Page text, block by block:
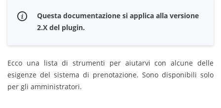
Questa documentazione si applica alla versione
2.X del plugin.
Ecco una lista di strumenti per aiutarvi con alcune delle
esigenze del sistema di prenotazione. Sono disponibili solo
per gli amministratori.